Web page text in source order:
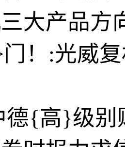
大产品方
！:光威
德{高}级别